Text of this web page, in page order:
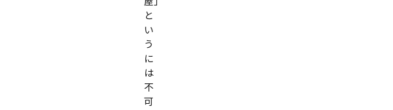
と
い
う
に
は
不
可